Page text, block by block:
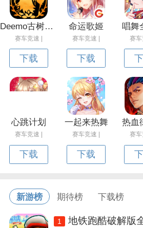
Deemo古树旋律
赛车竞速 |
下载
命运歌姬
赛车竞速 |
下载
唱舞
赛车
心跳计划
赛车竞速 |
下载
一起来热舞
赛车竞速 |
下载
热血
赛车
新游榜 期待榜 下载榜
1 地铁跑酷破解版全皮肤全滑板全背饰下载v3.50.2 安卓内